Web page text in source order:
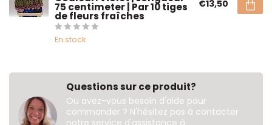
75 centimeter | Par 10 tiges
de fleurs fraîches
En stock
€13,50
Questions sur ce produit?
Ou avez-vous besoin d'aide pour
commander ? N'hésitez pas à contacter
notre service d'assistance à